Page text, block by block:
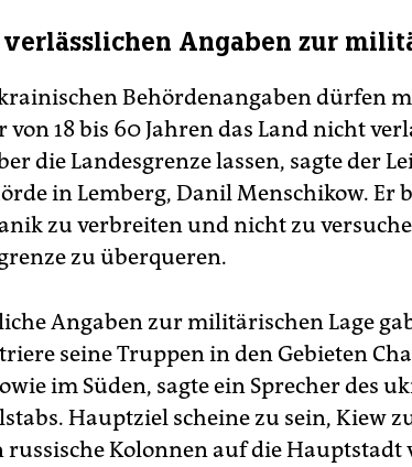
Angaben zur
Behördenangaben dürfen
von 18 bis 60 Jahren das Land nicht
die Landesgrenze lassen, sagte der
in Lemberg, Danil Menschikow. Er
zu verbreiten und nicht zu
zu überqueren.
Angaben zur militärischen Lage
seine Truppen in den Gebieten
im Süden, sagte ein Sprecher des
Hauptziel scheine zu sein, Kiew
russische Kolonnen auf die Hauptstadt